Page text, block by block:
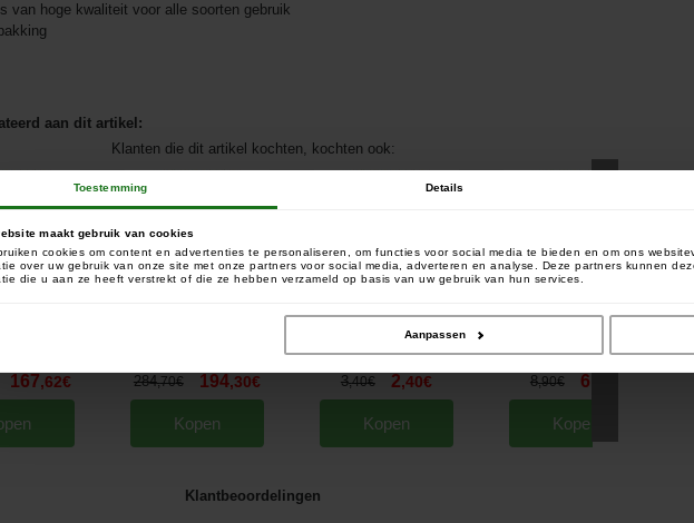
Toestemming Details
maakt gebruik van cookies
cookies om content en advertenties te personaliseren, om functies voor social media te bieden en om ons
over uw gebruik van onze site met onze partners voor social media, adverteren en analyse. Deze partners kunnen
die u aan ze heeft verstrekt of die ze hebben verzameld op basis van uw gebruik van hun services.
Aanpassen
van hoge kwaliteit voor alle soorten gebruik
aan dit artikel:
Klanten die dit artikel kochten, kochten ook:
Kill Pack Camo
167,62€ 284,70€ 194,30€
Kopen
Extra Carp Multi Clip (per 10)
[232682]
3,40€ 2,40€
Kopen
Pliers [232974
8,90€ 6
Kopen
Klantbeoordelingen